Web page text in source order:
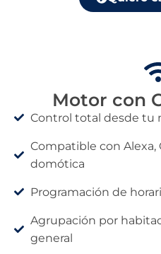
Motor con
Control total desde tu
Compatible con Alexa,
domótica
Programación de
Agrupación por
general